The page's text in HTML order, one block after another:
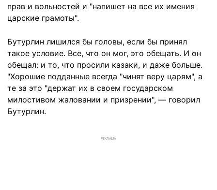
прав и вольностей и "напишет на все их имения
царские грамоты".
Бутурлин лишился бы головы, если бы принял
такое условие. Все, что он мог, это обещать. И он
обещал: и то, что просили казаки, и даже больше.
"Хорошие подданные всегда "чинят веру царям", а
те за это "держат их в своем государском
милостивом жаловании и призрении", — говорил
Бутурлин.
РЕКЛАМА